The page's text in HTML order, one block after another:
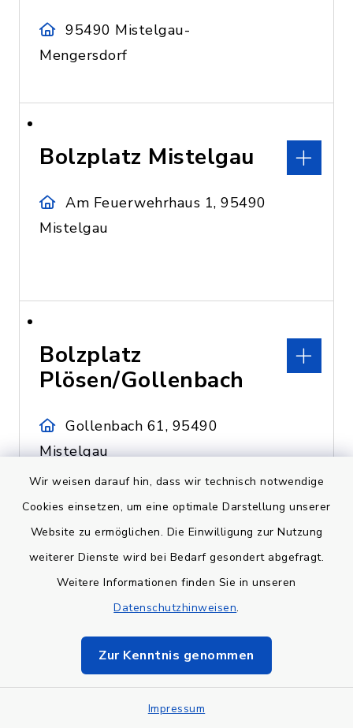
Wir weisen darauf hin, dass wir technisch notwendige
Cookies einsetzen, um eine optimale Darstellung unserer
Website zu ermöglichen. Die Einwilligung zur Nutzung
weiterer Dienste wird bei Bedarf gesondert abgefragt.
Weitere Informationen finden Sie in unseren
Datenschutzhinweisen.
Zur Kenntnis genommen
Impressum
95490 Mistelgau-
Mengersdorf
Bolzplatz Mistelgau
Am Feuerwehrhaus 1, 95490
Mistelgau
Bolzplatz
Plösen/Gollenbach
Gollenbach 61, 95490
Mistelgau
Bolzplatz
Seitenbach